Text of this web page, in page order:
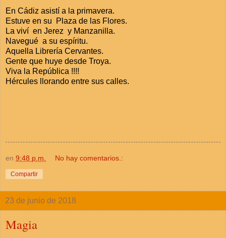
En Cádiz asistí a la primavera.
Estuve en su Plaza de las Flores.
La viví en Jerez y Manzanilla.
Navegué a su espíritu.
Aquella Librería Cervantes.
Gente que huye desde Troya.
Viva la República !!!!
Hércules llorando entre sus calles.
en 9:48 p.m. No hay comentarios.:
Compartir
23 de junio de 2018
Magia